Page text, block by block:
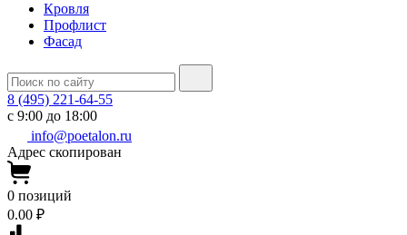
Кровля
Профлист
Фасад
8 (495) 221-64-55
с 9:00 до 18:00
info@poetalon.ru
Адрес скопирован
0 позиций
0.00 ₽